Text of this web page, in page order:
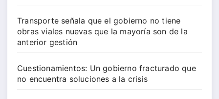
Transporte señala que el gobierno no tiene
obras viales nuevas que la mayoría son de la
anterior gestión
Cuestionamientos: Un gobierno fracturado que
no encuentra soluciones a la crisis